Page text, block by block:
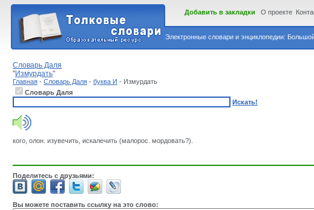
Электронные словари и энциклопедии:
Добавить в закладки О проекте
Словарь Даля
"Измурдать"
Главная - Словарь Даля - буква И - Измурдать
Словарь Даля
Искать!
кого, олон. изувечить, искалечить (малорос. мордовать?).
Поделитесь с друзьями:
Вы можете поставить ссылку на это слово: